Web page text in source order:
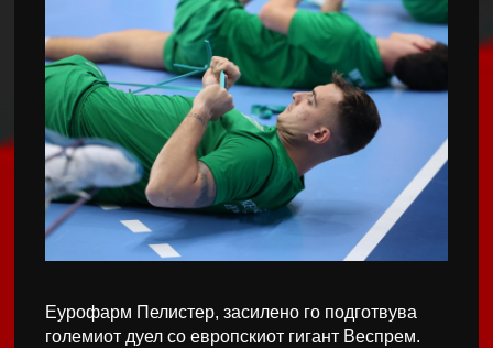
Еурофарм Пелистер, засилено го подготвува
големиот дуел со европскиот гигант Веспрем.